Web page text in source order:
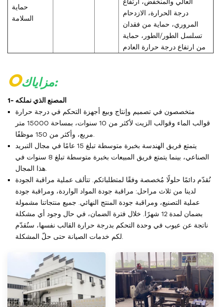
حماية
السلامة
درجة الحرارة، الازدحام
المروري، حماية من فقدان
تسلسل الطور/الطور، حماية
من ارتفاع درجة حرارة العادم
O مزاياك:
1- المصنع الذي نملكه
متخصصون في تصميم وإنتاج وبيع أجهزة التحكم في درجة حرارة
قوالب الماء وقوالب الزيت لأكثر من 10 سنوات، بمساحة 15000 متر
يتمتع فريق الهندسة بخبرة متوسطة تبلغ 15 عامًا في مجال التبريد
الصناعي، بينما يتمتع فريق المبيعات بخبرة متوسطة تبلغ 8 سنوات في
نُقدّم دائمًا حلولًا مُخصصة وفقًا لمتطلباتكم. تتألف عملية مراقبة الجودة
لدينا من ثلاث مراحل: مراقبة جودة المواد الواردة، ومراقبة جودة
عملية التصنيع، ومراقبة جودة المنتج النهائي. جميع منتجاتنا مشمولة
بضمان لمدة 12 شهرًا. خلال فترة الضمان، في حال وجود أي مشكلة
ناتجة عن عيوب في وحدة التحكم بدرجة حرارة القالب نفسها، سنُقدّم